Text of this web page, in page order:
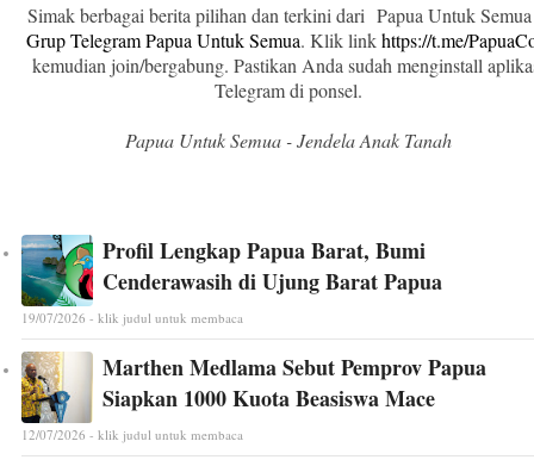
Simak berbagai berita pilihan dan terkini dari Papua Untuk
Grup Telegram Papua Untuk Semua. Klik linkhttps://t.me/
kemudian join/bergabung. Pastikan Anda sudah menginstall
Telegram di ponsel.
Papua Untuk Semua - Jendela Anak Tanah
Profil Lengkap Papua Barat, Bumi
Cenderawasih di Ujung Barat Papua
19/07/2026 - klik judul untuk membaca
Marthen Medlama Sebut Pemprov Papua
Siapkan 1000 Kuota Beasiswa Mace
12/07/2026 - klik judul untuk membaca